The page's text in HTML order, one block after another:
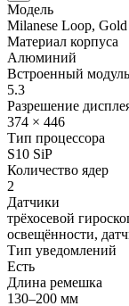
Модель
Milanese Loop,
Материал корпуса
Алюминий
Встроенный
5.3
Разрешение
374 × 446
Тип процессора
S10 SiP
Количество ядер
2
Датчики
трёхосевой
освещённости,
Тип уведомлений
Есть
Длина ремешка
130–200 мм